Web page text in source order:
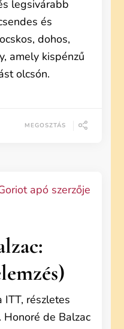
legsivárabb
és
dohos,
amely kispénzű
olcsón.
MEGOSZTÁS
részletes
de Balzac